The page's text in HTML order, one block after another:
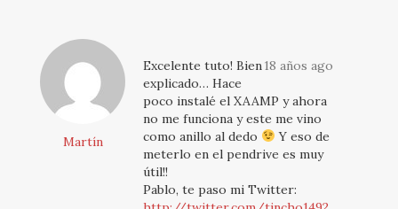
Martín
18 años ago
Excelente tuto! Bien
explicado… Hace
poco instalé el XAAMP y ahora
no me funciona y este me vino
como anillo al dedo
Y eso de
meterlo en el pendrive es muy
útil!!
Pablo, te paso mi Twitter: